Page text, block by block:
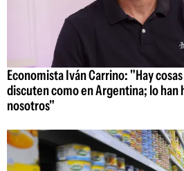
Economista Iván Carrino: "Hay
discuten como en Argentina; lo han
nosotros"